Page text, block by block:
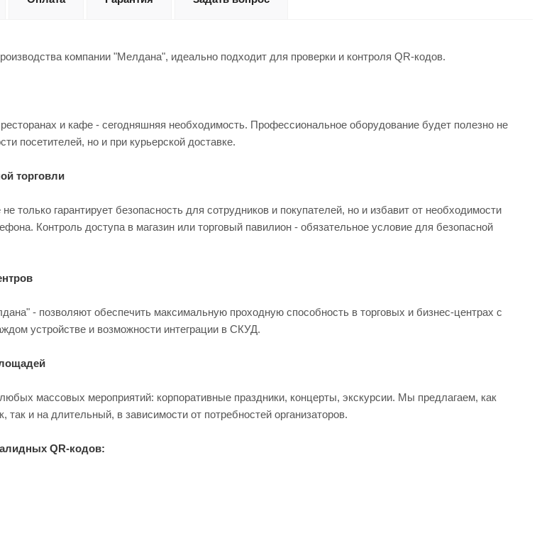
компании "Мелдана", идеально подходит для проверки и контроля QR-кодов.
и кафе - сегодняшняя необходимость. Профессиональное оборудование будет полезно не
посетителей, но и при курьерской доставке.
торговли
только гарантирует безопасность для сотрудников и покупателей, но и избавит от необходимости
Контроль доступа в магазин или торговый павилион - обязательное условие для безопасной
- позволяют обеспечить максимальную проходную способность в торговых и бизнес-центрах с
устройстве и возможности интеграции в СКУД.
массовых мероприятий: корпоративные праздники, концерты, экскурсии. Мы предлагаем, как
так и на длительный, в зависимости от потребностей организаторов.
QR-кодов: